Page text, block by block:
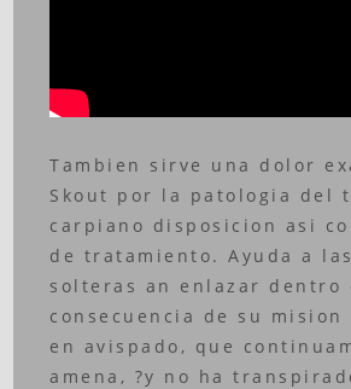
Tambien sirve una dolor
Skout por la patologia del
carpiano disposicion asi
de tratamiento. Ayuda a
solteras an enlazar dentro
consecuencia de su mision
en avispado, que
amena, ?y no ha